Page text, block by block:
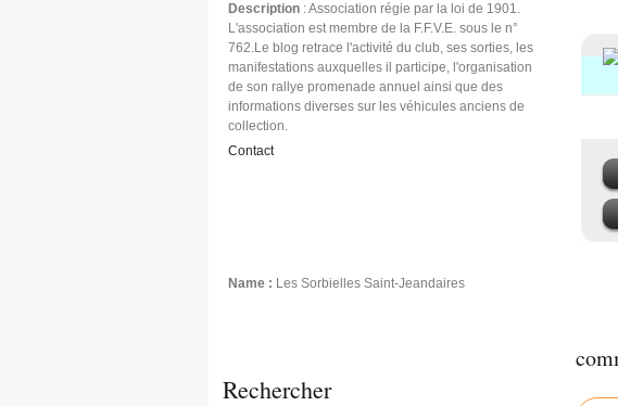
Description : Association régie par la loi de 1901.
L'association est membre de la F.F.V.E. sous le n°
762.Le blog retrace l'activité du club, ses sorties, les
manifestations auxquelles il participe, l'organisation
de son rallye promenade annuel ainsi que des
informations diverses sur les véhicules anciens de
collection.
Contact
Name : Les Sorbielles Saint-Jeandaires
Rechercher